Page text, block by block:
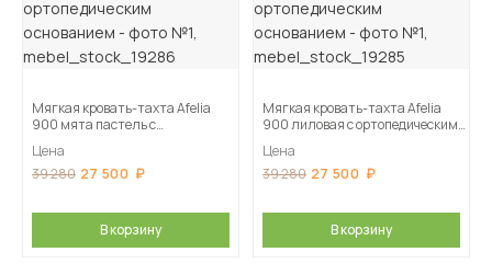
Мягкая кровать-тахта Afelia
900 мята пастель с
Цена
39 280 27 500
В корзину
Мягкая кровать-тахта Afelia
900 лиловая с ортопедическим
Цена
39 280 27 500
В корзину